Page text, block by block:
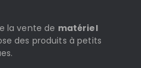
la vente de matériel
des produits à petits